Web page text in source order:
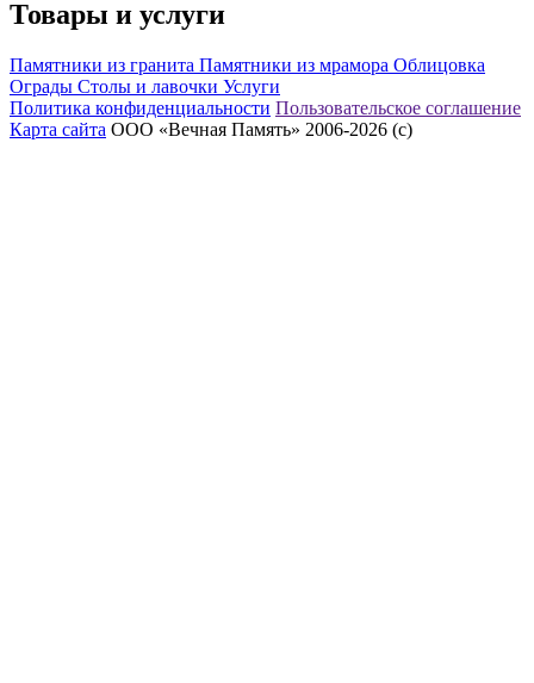
Товары и услуги
Памятники из гранита Памятники из мрамора Облицовка
Ограды Столы и лавочки Услуги
Политика конфиденциальности Пользовательское соглашение
Карта сайта ООО «Вечная Память» 2006-2026 (с)